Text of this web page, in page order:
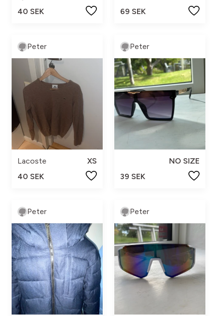
40 SEK
69 SEK
Peter
Lacoste
XS
40 SEK
Peter
NO SIZE
39 SEK
Peter Peter